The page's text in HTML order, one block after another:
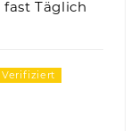
Täglich